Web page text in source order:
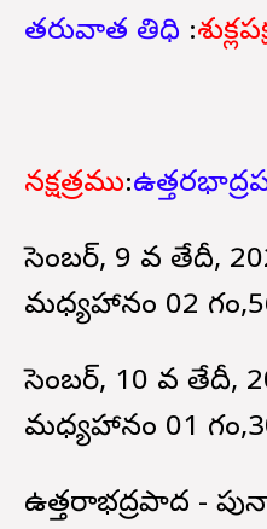
తరువాత తిధి :
నక్షత్రము:
డిసెంబర్, 9 వ తేదీ,
మధ్యహానం 02
డిసెంబర్, 10 వ తేదీ,
మధ్యహానం 01
ఉత్తరాభద్రపాద -